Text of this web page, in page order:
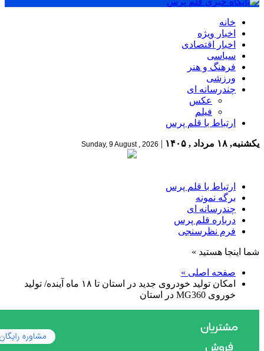
خانه
اخبار ویژه
اخبار اقتصادی
سیاسی
فرهنگ و هنر
ورزشی
چندرسانه ای
عکس
فیلم
ارتباط با قلم پرس
یکشنبه, ۱۸ مرداد , ۱۴۰۵ |
Sunday, 9 August , 2026
ارتباط با قلم پرس
برگه نمونه
چندرسانه ای
درباره قلم پرس
فرم نظرسنجی
شما اینجا هستید »
صفحه اصلی »
امکان تولید خودروی جدید در استان تا ۱۸ ماه آینده/ تولید
خوروی MG360 در استان